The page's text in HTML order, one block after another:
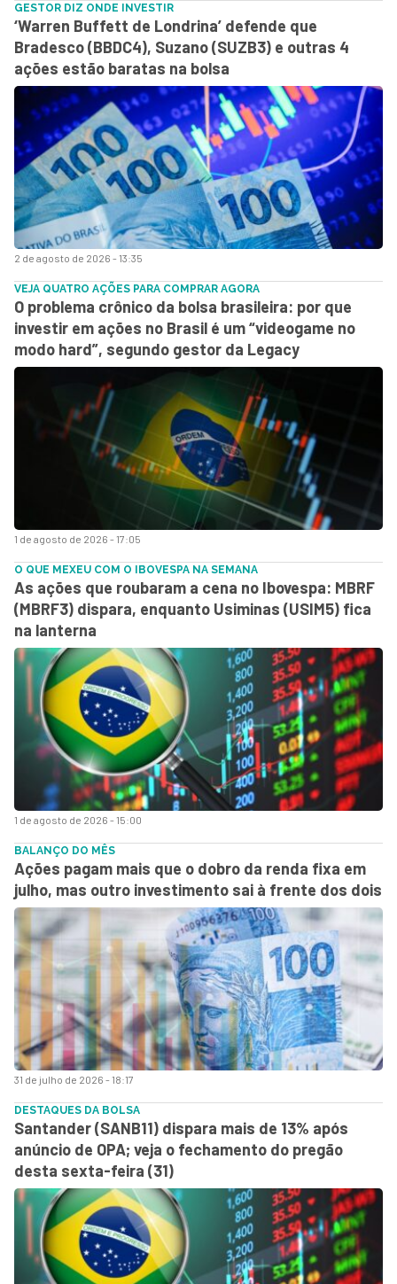
2 de agosto de 2026 - 13:35
GESTOR DIZ ONDE INVESTIR
‘Warren Buffett de Londrina’ defende que
Bradesco (BBDC4), Suzano (SUZB3) e outras 4
ações estão baratas na bolsa
1 de agosto de 2026 - 17:05
VEJA QUATRO AÇÕES PARA COMPRAR AGORA
O problema crônico da bolsa brasileira: por que
investir em ações no Brasil é um “videogame no
modo hard”, segundo gestor da Legacy
1 de agosto de 2026 - 15:00
O QUE MEXEU COM O IBOVESPA NA SEMANA
As ações que roubaram a cena no Ibovespa: MBRF
(MBRF3) dispara, enquanto Usiminas (USIM5) fica
na lanterna
31 de julho de 2026 - 18:17
BALANÇO DO MÊS
Ações pagam mais que o dobro da renda fixa em
julho, mas outro investimento sai à frente dos dois
DESTAQUES DA BOLSA
Santander (SANB11) dispara mais de 13% após
anúncio de OPA; veja o fechamento do pregão
desta sexta-feira (31)